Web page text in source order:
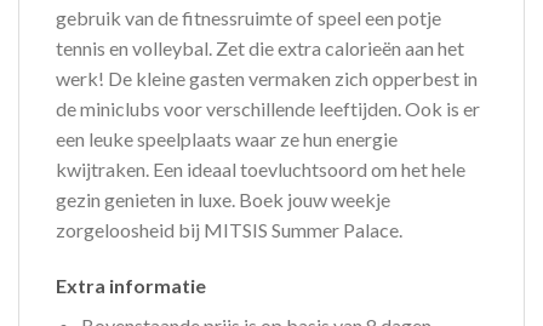
gebruik van de fitnessruimte of speel een potje
tennis en volleybal. Zet die extra calorieën aan het
werk! De kleine gasten vermaken zich opperbest in
de miniclubs voor verschillende leeftijden. Ook is er
een leuke speelplaats waar ze hun energie
kwijtraken. Een ideaal toevluchtsoord om het hele
gezin genieten in luxe. Boek jouw weekje
zorgeloosheid bij MITSIS Summer Palace.
Extra informatie